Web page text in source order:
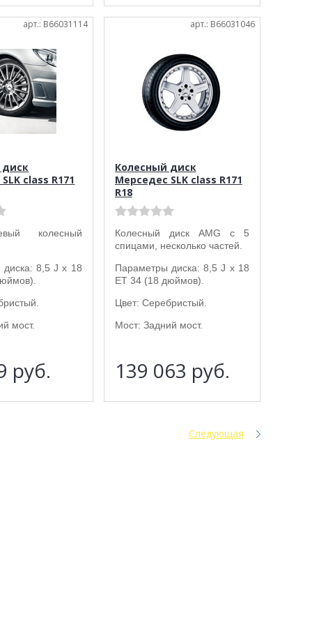
арт.: B66031114
class R171
колесный
8,5 J x 18
мост.
руб.
арт.: B66031046
Колесный диск
Мерседес SLK class R171
R18
Колесный диск AMG с 5
спицами, несколько частей.
Параметры диска: 8,5 J x 18
ET 34 (18 дюймов).
Цвет: Серебристый.
Мост: Задний мост.
139 063 руб.
Следующая